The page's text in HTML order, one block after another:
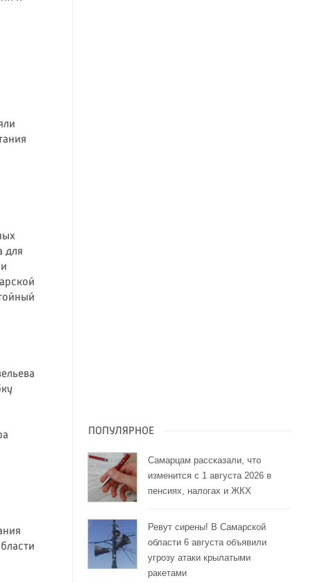
для
ПОПУЛЯРНОЕ
Самарцам рассказали, что
изменится с 1 августа 2026 в
пенсиях, налогах и ЖКХ
Ревут сирены! В Самарской
области 6 августа объявили
угрозу атаки крылатыми
ракетами